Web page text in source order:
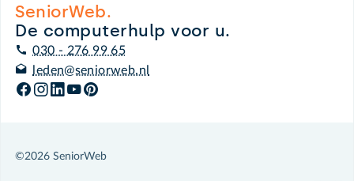
SeniorWeb.
De computerhulp voor u.
030 - 276 99 65
leden@seniorweb.nl
©2026 SeniorWeb